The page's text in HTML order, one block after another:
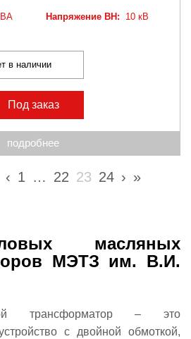
Напряжение ВН: 10 кВ
в наличии
Под заказ
подробнее
‹ 1 … 22 23 24 › »
масляных
МЭТЗ им. В.И.
трансформатор – это
с двойной обмоткой,